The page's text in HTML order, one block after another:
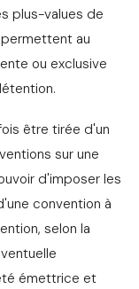
plus-values de
au
ou exclusive
être tirée d'un
sur une
d'imposer les
convention à
selon la
émettrice et